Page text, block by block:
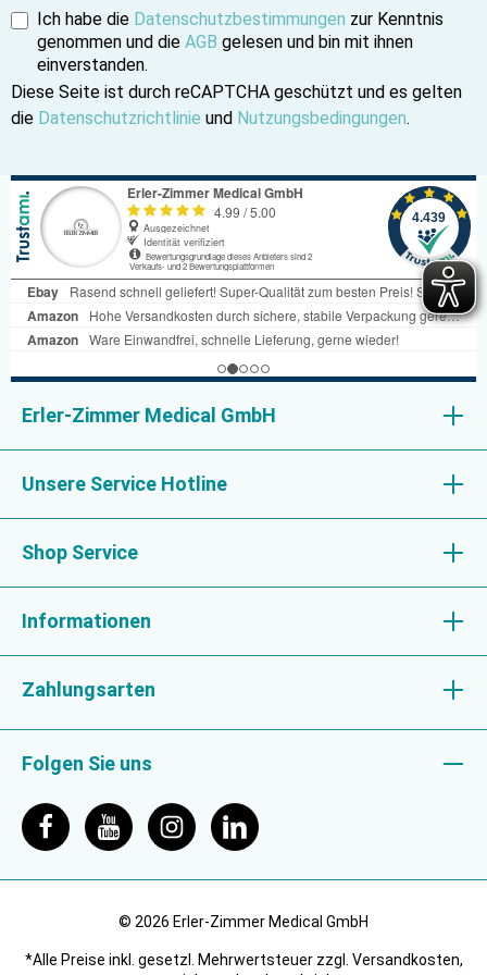
Ich habe die Datenschutzbestimmungen zur Kenntnis
genommen und die AGB gelesen und bin mit ihnen
einverstanden.
Diese Seite ist durch reCAPTCHA geschützt und es gelten
die Datenschutzrichtlinie und Nutzungsbedingungen.
Erler-Zimmer Medical GmbH
Unsere Service Hotline
Shop Service
Informationen
Zahlungsarten
Folgen Sie uns
© 2026 Erler-Zimmer Medical GmbH
*Alle Preise inkl. gesetzl. Mehrwertsteuer zzgl. Versandkosten,